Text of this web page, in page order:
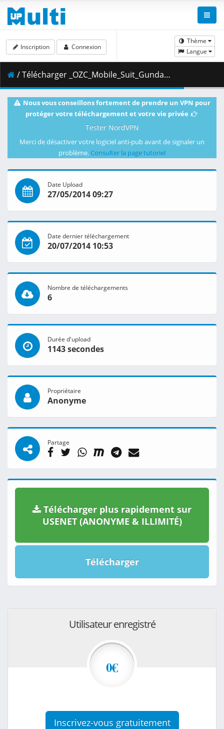
Thème
Langue
Inscription Connexion
/ Télécharger _OZC_Mobile_Suit_Gundam_Wing_Blu-ray_Box_E27__The_Locus_of_Victory_and_Defeat___1080p_.mkv.002 ( 830.43 MB )
Nous vous conseillons fortement de prendre un VPN pour
protéger votre téléchargement et votre vie privée
Tester NordVPN
Merci de désactiver votre logiciel anti-pub avant de signaler un
problème. Consulter la page tutoriel
Date Upload
27/05/2014 09:27
Date dernier téléchargement
20/07/2014 10:53
Nombre de téléchargements
6
Durée d'upload
1143 secondes
Propriétaire
Anonyme
Partage
Télécharger plus rapidement sur
USENET (ANONYME & ILLIMITÉ)
Télécharger
Utilisateur enregistré
0€
Inscrivez-vous gratuitement